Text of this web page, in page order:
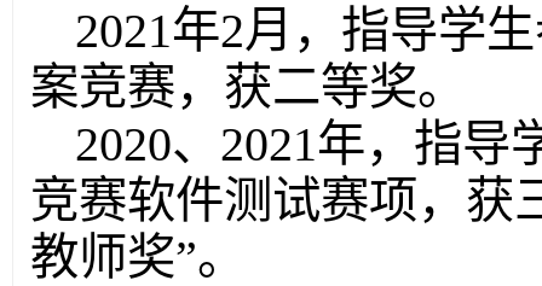
2021年2月，指导学
案竞赛，获二等奖。
2020、2021年，指
竞赛软件测试赛项，获
教师奖”。